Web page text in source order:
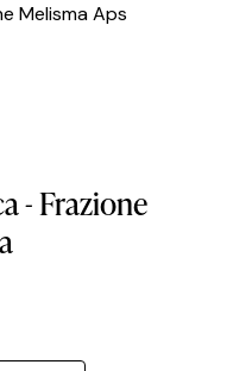
Melisma Aps
-Frazione